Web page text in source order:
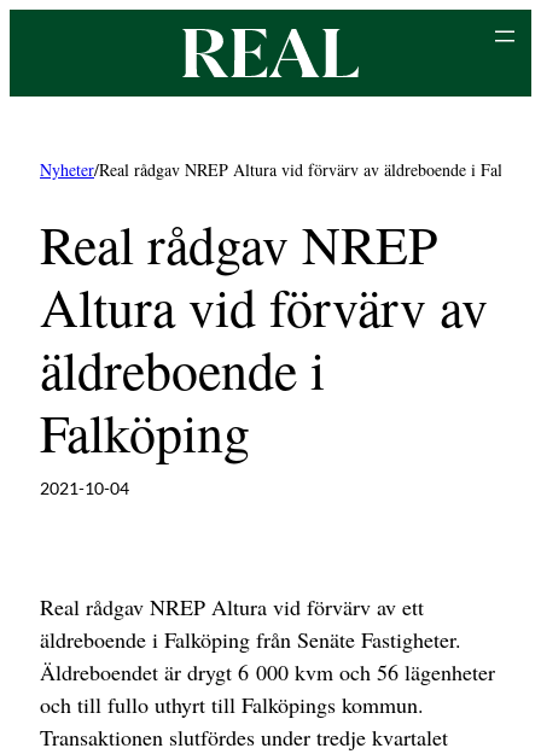
innehåll
Nyheter/Real rådgav NREP Altura vid förvärv av äldreboende i
Real rådgav NREP
Altura vid förvärv av
äldreboende i
Falköping
2021-10-04
Real rådgav NREP Altura vid förvärv av ett
äldreboende i Falköping från Senäte Fastigheter.
Äldreboendet är drygt 6 000 kvm och 56 lägenheter
och till fullo uthyrt till Falköpings kommun.
Transaktionen slutfördes under tredje kvartalet